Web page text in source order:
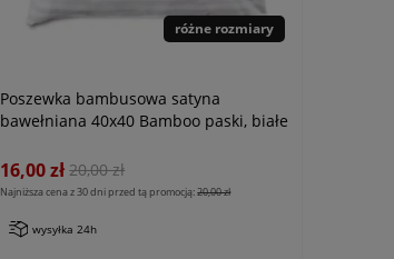
różne rozmiary
Poszewka bambusowa satyna
bawełniana 40x40 Bamboo paski, białe
16,00 zł 20,00 zł
Najniższa cena z 30 dni przed tą promocją:20,00 zł
wysyłka 24h